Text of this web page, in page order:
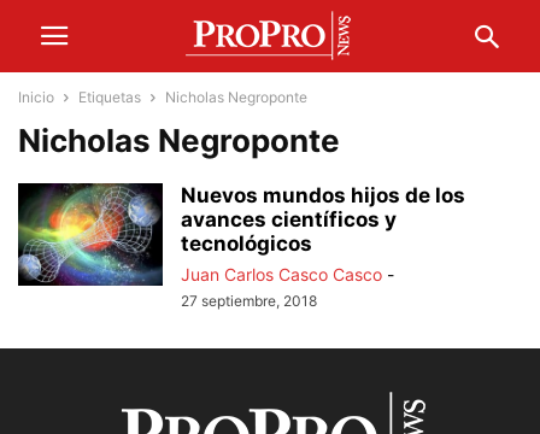
Inicio Etiquetas Nicholas Negroponte
Nicholas Negroponte
Nuevos mundos hijos de los
avances científicos y
tecnológicos
Juan Carlos Casco Casco -
27 septiembre, 2018